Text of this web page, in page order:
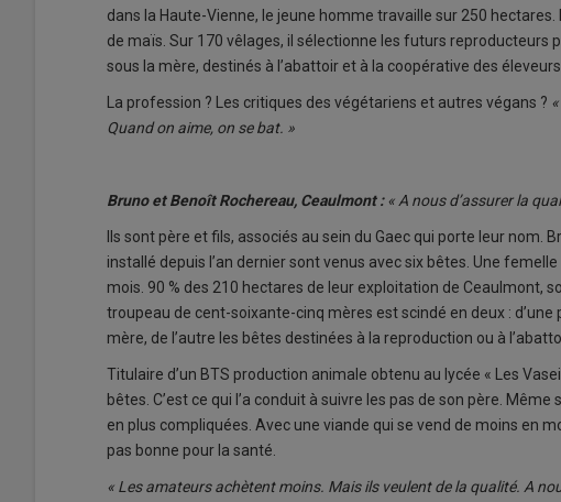
dans la Haute-Vienne, le jeune homme travaille sur 250
de maïs. Sur 170 vêlages, il sélectionne les futurs reproducteurs
sous la mère, destinés à l’abattoir et à la coopérative des
La profession ? Les critiques des végétariens et autres végans ?
Quand on aime, on se bat. »
Bruno et Benoît Rochereau, Ceaulmont :« A nousd’assurer la
Ils sont père et fils, associés au sein du Gaec qui porte leur nom.
installé depuis l’an dernier sont venus avec six bêtes. Une
mois. 90 % des 210 hectares de leur exploitation de Ceaulmont,
troupeau de cent-soixante-cinq mères est scindé en deux :
mère, de l’autre les bêtes destinées à la reproduction ou à
Titulaire d’un BTS production animale obtenu au lycée « Les
bêtes. C’est ce qui l’a conduit à suivre les pas de son père.
en plus compliquées. Avec une viande qui se vend de moins en
pas bonne pour la santé.
« Les amateurs achètent moins. Mais ils veulent de la qualité. A